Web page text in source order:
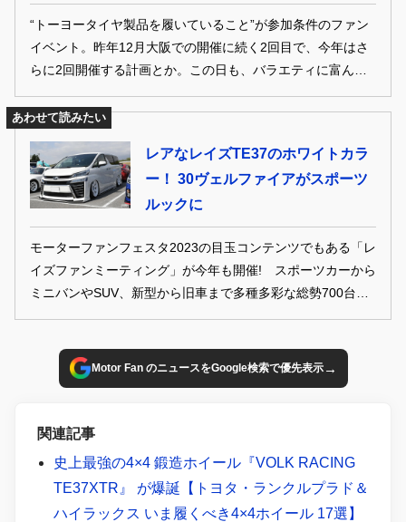
“トーヨータイヤ製品を履いていること”が参加条件のファン
イベント。昨年12月大阪での開催に続く2回目で、今年はさ
らに2回開催する計画とか。この日も、バラエティに富んだ
ムカーをご紹介します
あわせて読みたい
レアなレイズTE37のホワイトカラ
ー！ 30ヴェルファイアがスポーツ
ルックに
モーターファンフェスタ2023の目玉コンテンツでもある「レ
イズファンミーティング」が今年も開催! スポーツカーから
ミニバンやSUV、新型から旧車まで多種多彩な総勢700台を
そんなレイズファンの中からピックアップして、どんなホイ
ールを履いているのかチェックしてみました!
Motor Fan のニュースをGoogle検索で優先表示→
関連記事
史上最強の4×4 鍛造ホイール『VOLK RACING
TE37XTR』 が爆誕【トヨタ・ランクルプラド＆
ハイラックス いま履くべき4×4ホイール 17選】